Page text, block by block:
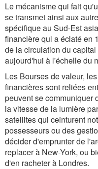
Le mécanisme qui fait
se transmet ainsi aux
spécifique au Sud-Est
financière qui a éclaté en
de la circulation du
aujourd'hui à l'échelle du
Les Bourses de valeur,
financières sont reliées
peuvent se communiquer
la vitesse de la lumière
satellites qui ceinturent
possesseurs ou des
décider d'emprunter de
replacer à New-York, ou
d'en racheter à Londres.